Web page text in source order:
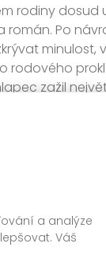
a analýze
Váš
rodiny
román. Po
minulost,
rodového
zažil
vším, čemu
to, kým sám